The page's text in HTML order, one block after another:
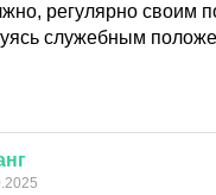
регулярно своим
служебным